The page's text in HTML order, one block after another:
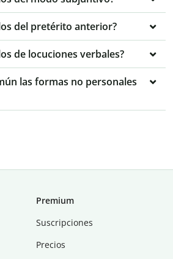
del pretérito anterior?
de locuciones verbales?
las formas no personales
Premium
Suscripciones
Precios